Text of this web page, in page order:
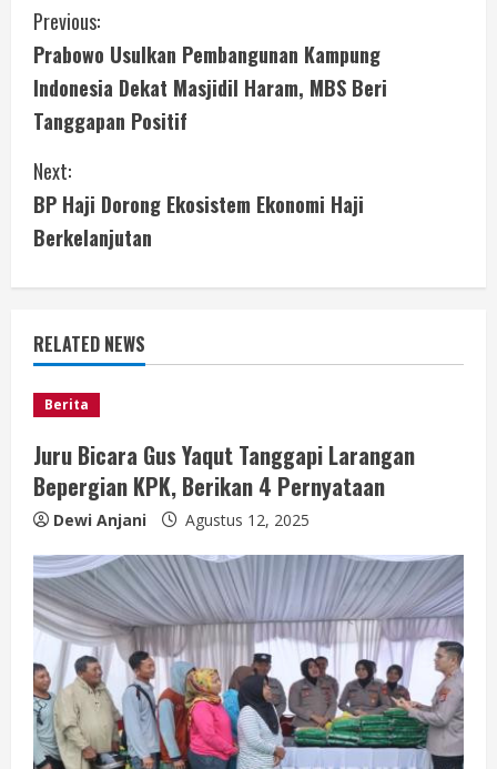
C
o
n
t
i
n
e
R
e
a
d
i
n
g
Previous:
Prabowo Usulkan Pembangunan Kampung
Indonesia Dekat Masjidil Haram, MBS Beri
Tanggapan Positif
Next:
BP Haji Dorong Ekosistem Ekonomi Haji
Berkelanjutan
RELATED NEWS
Berita
Juru Bicara Gus Yaqut Tanggapi Larangan
Bepergian KPK, Berikan 4 Pernyataan
Dewi Anjani Agustus 12, 2025